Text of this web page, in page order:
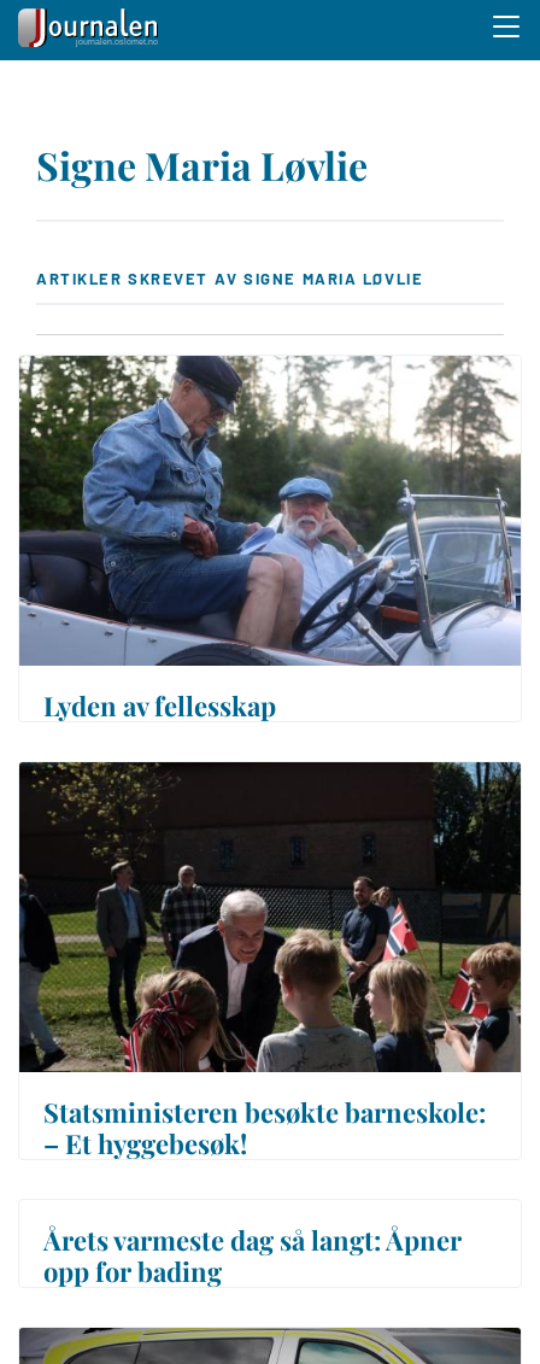
hovedinnhold
Signe Maria Løvlie
ARTIKLER SKREVET AV SIGNE MARIA LØVLIE
Lyden av fellesskap
Statsministeren besøkte barneskole:
– Et hyggebesøk!
Årets varmeste dag så langt: Åpner
opp for bading